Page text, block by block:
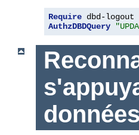
Require
AuthzDBDQuery
données